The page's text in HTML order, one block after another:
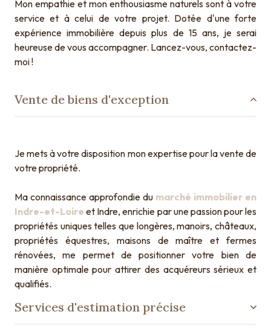
Mon empathie et mon enthousiasme naturels sont à votre
service et à celui de votre projet. Dotée d'une forte
expérience immobilière depuis plus de 15 ans, je serai
heureuse de vous accompagner. Lancez-vous, contactez-
moi !
Vente de biens d'exception
Je mets à votre disposition mon expertise pour la vente de
votre propriété.
Ma connaissance approfondie du marché immobilier en
Indre-et-Loire et Indre, enrichie par une passion pour les
propriétés uniques telles que longères, manoirs, châteaux,
propriétés équestres, maisons de maître et fermes
rénovées, me permet de positionner votre bien de
manière optimale pour attirer des acquéreurs sérieux et
qualifiés.
Services d'estimation précise